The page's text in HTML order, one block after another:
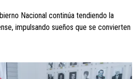
Nacional continúa tendiendo la
impulsando sueños que se convierten